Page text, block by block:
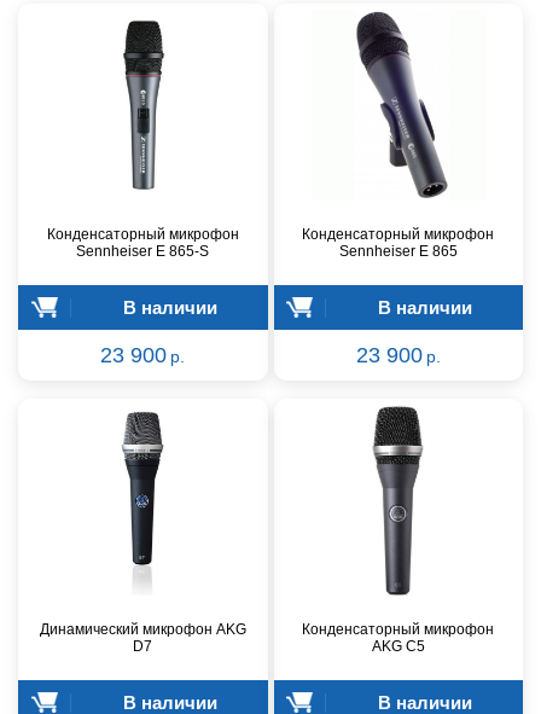
Конденсаторный микрофон
Sennheiser E 865-S
В наличии
23 900 р.
Конденсаторный микрофон
Sennheiser E 865
В наличии
23 900 р.
Динамический микрофон AKG
D7
В наличии
Конденсаторный микрофон
AKG C5
В наличии